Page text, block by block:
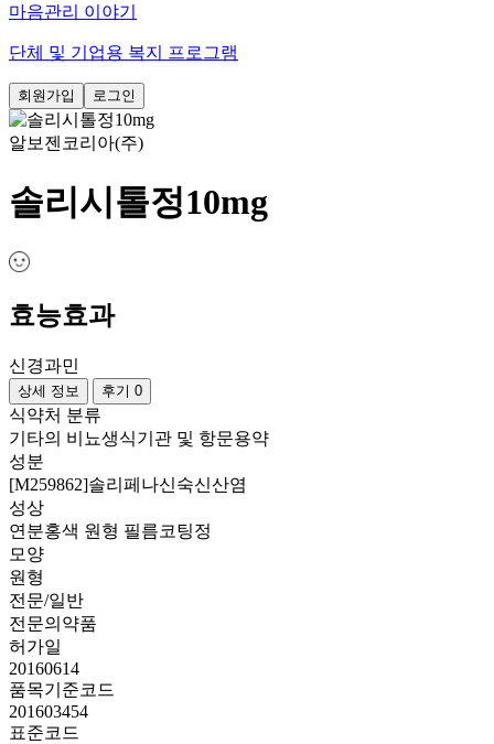
마음관리 이야기
단체 및 기업용 복지 프로그램
회원가입 로그인
알보젠코리아(주)
솔리시톨정10mg
효능효과
신경과민
상세 정보 후기 0
식약처 분류
기타의 비뇨생식기관 및 항문용약
성분
[M259862]솔리페나신숙신산염
성상
연분홍색 원형 필름코팅정
모양
원형
전문/일반
전문의약품
허가일
20160614
품목기준코드
201603454
표준코드